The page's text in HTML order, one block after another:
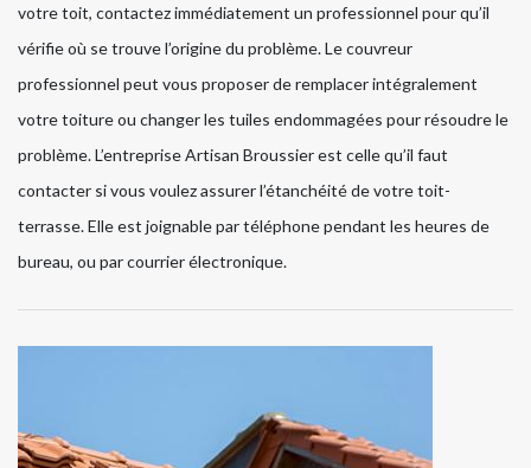
votre toit, contactez immédiatement un professionnel pour qu’il
vérifie où se trouve l’origine du problème. Le couvreur
professionnel peut vous proposer de remplacer intégralement
votre toiture ou changer les tuiles endommagées pour résoudre le
problème. L’entreprise Artisan Broussier est celle qu’il faut
contacter si vous voulez assurer l’étanchéité de votre toit-
terrasse. Elle est joignable par téléphone pendant les heures de
bureau, ou par courrier électronique.